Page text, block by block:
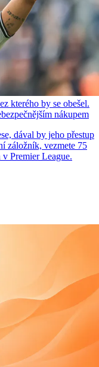
kterého by se obešel.
nákupem
dával by jeho přestup
záložník, vezmete 75
Premier League.